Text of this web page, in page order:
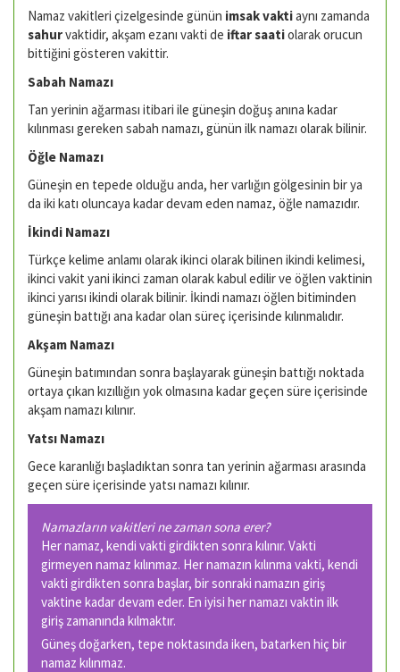
Namaz vakitleri çizelgesinde günün imsak vaktiaynı zamanda
sahurvaktidir, akşam ezanı vakti de iftar saatiolarak orucun
bittiğini gösteren vakittir.
Sabah Namazı
Tan yerinin ağarması itibari ile güneşin doğuş anına kadar
kılınması gereken sabah namazı, günün ilk namazı olarak bilinir.
Öğle Namazı
Güneşin en tepede olduğu anda, her varlığın gölgesinin bir ya
da iki katı oluncaya kadar devam eden namaz, öğle namazıdır.
İkindi Namazı
Türkçe kelime anlamı olarak ikinci olarak bilinen ikindi kelimesi,
ikinci vakit yani ikinci zaman olarak kabul edilir ve öğlen vaktinin
ikinci yarısı ikindi olarak bilinir. İkindi namazı öğlen bitiminden
güneşin battığı ana kadar olan süreç içerisinde kılınmalıdır.
Akşam Namazı
Güneşin batımından sonra başlayarak güneşin battığı noktada
ortaya çıkan kızıllığın yok olmasına kadar geçen süre içerisinde
akşam namazı kılınır.
Yatsı Namazı
Gece karanlığı başladıktan sonra tan yerinin ağarması arasında
geçen süre içerisinde yatsı namazı kılınır.
Namazların vakitleri ne zaman sona erer?
Her namaz, kendi vakti girdikten sonra kılınır. Vakti
girmeyen namaz kılınmaz. Her namazın kılınma vakti, kendi
vakti girdikten sonra başlar, bir sonraki namazın giriş
vaktine kadar devam eder. En iyisi her namazı vaktin ilk
giriş zamanında kılmaktır.
Güneş doğarken, tepe noktasında iken, batarken hiç bir
namaz kılınmaz.